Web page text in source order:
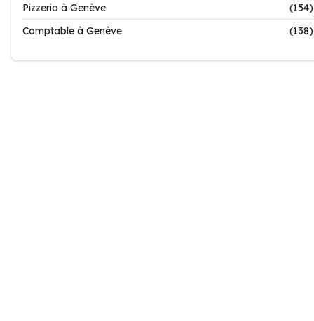
Pizzeria à Genève
(154)
Comptable à Genève
(138)